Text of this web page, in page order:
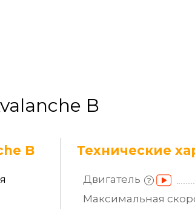
B
B Технические
Двигатель
Максимальная